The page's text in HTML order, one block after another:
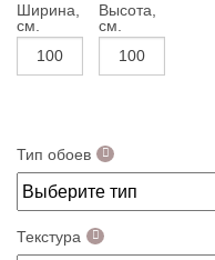
Ширина,
см.
Высота,
см.
Тип обоев
Текстура